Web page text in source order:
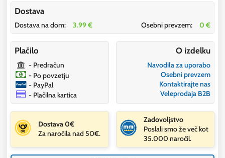
Dostava
Dostava na dom: 3.99 € Osebni prevzem: 0 €
Plačilo
- Predračun
- Po povzetju
- PayPal
- Plačilna kartica
O izdelku
Navodila za uporabo
Osebni prevzem
Kontaktirajte nas
Veleprodaja B2B
Dostava 0€
Za naročila nad 50€.
Zadovoljstvo
Poslali smo že več kot
35.000 naročil.